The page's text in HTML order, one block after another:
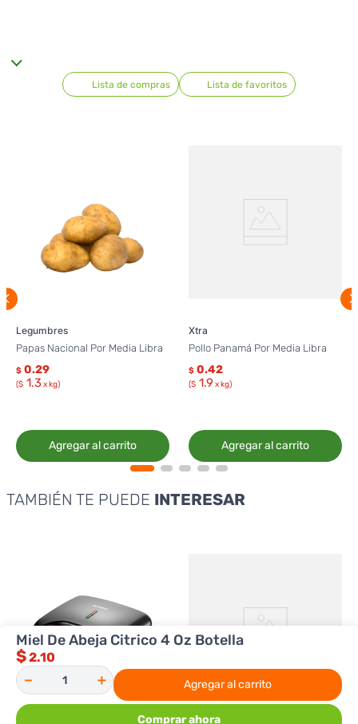
Lista de compras Lista de favoritos
Legumbres
Papas Nacional Por Media Libra
$ 0.29
($ 1.3x kg)
Agregar al carrito
Xtra
Pollo Panamá Por Media Libra
$ 0.42
($ 1.9 x kg)
Agregar al carrito
TAMBIÉN TE PUEDE INTERESAR
Miel De Abeja Citrico 4 Oz Botella
$2.10
＋
－ Agregar al carrito
Comprar ahora